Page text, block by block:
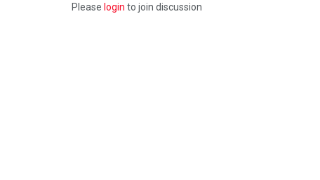
Please login to join discussion